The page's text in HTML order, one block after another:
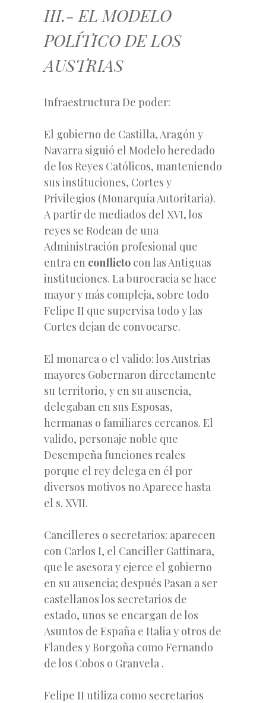
III.- EL MODELO
POLÍTICO DE LOS
AUSTRIAS
Infraestructura De poder:
El gobierno de Castilla, Aragón y
Navarra siguió el Modelo heredado
de los Reyes Católicos, manteniendo
sus instituciones, Cortes y
Privilegios (Monarquía Autoritaria).
A partir de mediados del XVI, los
reyes se Rodean de una
Administración profesional que
entra en conflicto con las Antiguas
instituciones. La burocracia se hace
mayor y más compleja, sobre todo
Felipe II que supervisa todo y las
Cortes dejan de convocarse.
El monarca o el valido: los Austrias
mayores Gobernaron directamente
su territorio, y en su ausencia,
delegaban en sus Esposas,
hermanas o familiares cercanos. El
valido, personaje noble que
Desempeña funciones reales
porque el rey delega en él por
diversos motivos no Aparece hasta
el s. XVII.
Cancilleres o secretarios: aparecen
con Carlos I, el Canciller Gattinara,
que le asesora y ejerce el gobierno
en su ausencia; después Pasan a ser
castellanos los secretarios de
estado, unos se encargan de los
Asuntos de España e Italia y otros de
Flandes y Borgoña como Fernando
de los Cobos o Granvela .
Felipe II utiliza como secretarios